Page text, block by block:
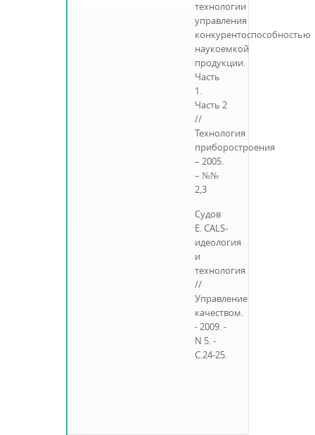
технологии
управления
конкурентоспособностью
наукоемкой
продукции.
Часть
1.
Часть 2
//
Технология
приборостроения
– 2005.
– №№
2,3
Судов
Е. CALS-
идеология
и
технология
//
Управление
качеством.
- 2009. -
N 5. -
С.24-25.